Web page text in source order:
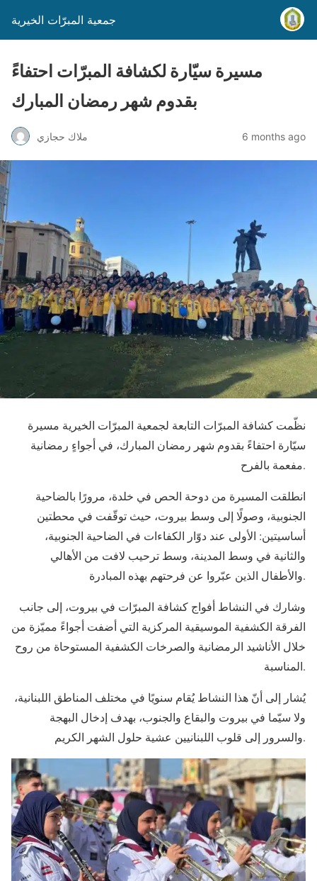
جمعية المبرّات الخيرية
مسيرة سيّارة لكشافة المبرّات احتفاءً
بقدوم شهر رمضان المبارك
ملاك حجازي 6 months ago
نظّمت كشافة المبرّات التابعة لجمعية المبرّات الخيرية مسيرة
سيّارة احتفاءً بقدوم شهر رمضان المبارك، في أجواءٍ رمضانية
مفعمة بالفرح.
انطلقت المسيرة من دوحة الحص في خلدة، مرورًا بالضاحية
الجنوبية، وصولًا إلى وسط بيروت، حيث توقّفت في محطتين
أساسيتين: الأولى عند دوّار الكفاءات في الضاحية الجنوبية،
والثانية في وسط المدينة، وسط ترحيب لافت من الأهالي
والأطفال الذين عبّروا عن فرحتهم بهذه المبادرة.
وشارك في النشاط أفواج كشافة المبرّات في بيروت، إلى جانب
الفرقة الكشفية الموسيقية المركزية التي أضفت أجواءً مميّزة من
خلال الأناشيد الرمضانية والصرخات الكشفية المستوحاة من روح
المناسبة.
يُشار إلى أنّ هذا النشاط يُقام سنويًا في مختلف المناطق اللبنانية،
ولا سيّما في بيروت والبقاع والجنوب، بهدف إدخال البهجة
والسرور إلى قلوب اللبنانيين عشية حلول الشهر الكريم.